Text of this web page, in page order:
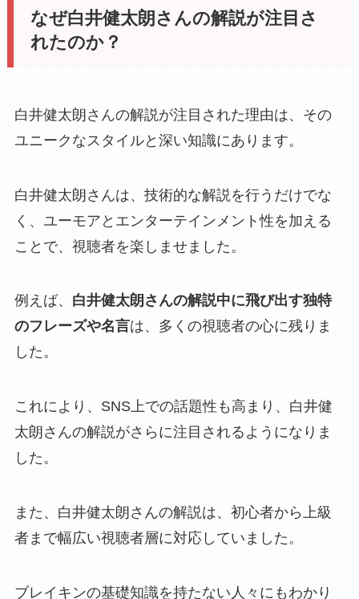
なぜ白井健太朗さんの解説が注目さ
れたのか？
白井健太朗さんの解説が注目された理由は、その
ユニークなスタイルと深い知識にあります。
白井健太朗さんは、技術的な解説を行うだけでな
く、ユーモアとエンターテインメント性を加える
ことで、視聴者を楽しませました。
例えば、 白井健太朗さんの解説中に飛び出す独特
のフレーズや名言は、多くの視聴者の心に残りま
した。
これにより、SNS上での話題性も高まり、白井健
太朗さんの解説がさらに注目されるようになりま
した。
また、白井健太朗さんの解説は、初心者から上級
者まで幅広い視聴者層に対応していました。
ブレイキンの基礎知識を持たない人々にもわかり